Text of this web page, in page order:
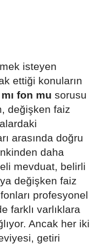
isteyen
ettiği konuların
fon mu sorusu
değişken faiz
arasında doğru
daha
mevduat, belirli
değişken faiz
profesyonel
farklı varlıklara
Ancak her iki
getiri